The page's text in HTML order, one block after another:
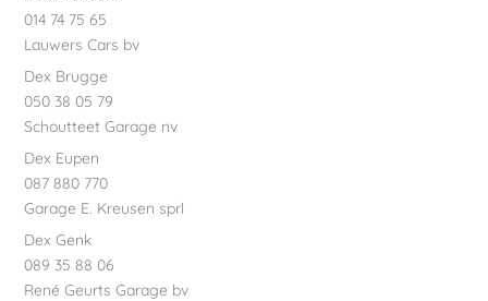
014 74 75 65
Lauwers Cars bv
Dex Brugge
050 38 05 79
Schoutteet Garage nv
Dex Eupen
087 880 770
Garage E. Kreusen sprl
Dex Genk
089 35 88 06
René Geurts Garage bv